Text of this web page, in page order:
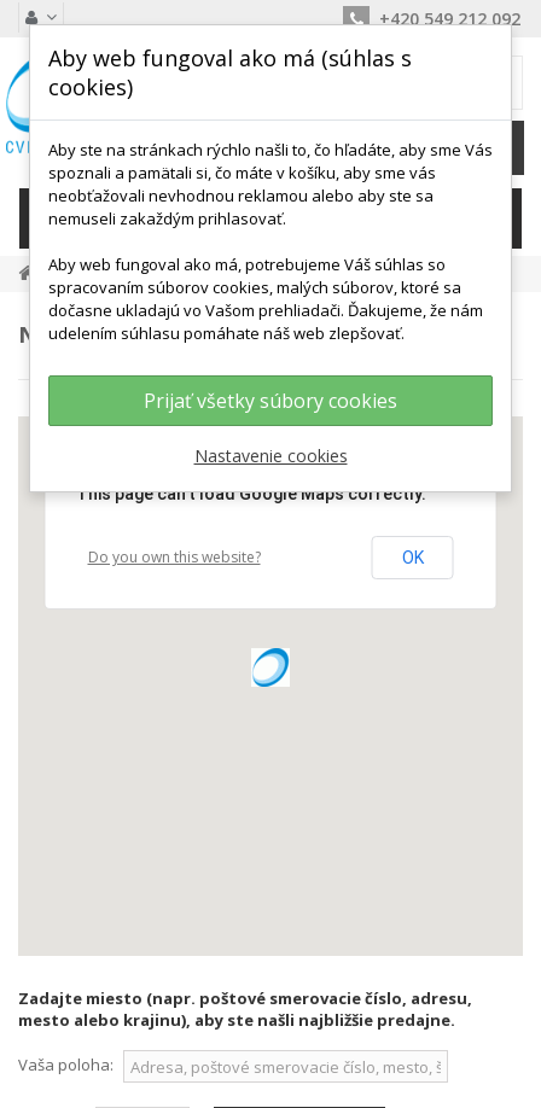
+420 549 212 092
KATEGÓRIE
Naše Predajne
NAŠE PREDAJNE
This page can't load Google Maps correctly.
Do you own this website? OK
Zadajte miesto (napr. poštové smerovacie číslo, adresu,
mesto alebo krajinu), aby ste našli najbližšie predajne.
Vaša poloha:
Aby web fungoval ako má (súhlas s
cookies)
Aby ste na stránkach rýchlo našli to, čo hľadáte, aby sme Vás
spoznali a pamätali si, čo máte v košíku, aby sme vás
neobťažovali nevhodnou reklamou alebo aby ste sa
nemuseli zakaždým prihlasovať.
Aby web fungoval ako má, potrebujeme Váš súhlas so
spracovaním súborov cookies, malých súborov, ktoré sa
dočasne ukladajú vo Vašom prehliadači. Ďakujeme, že nám
udelením súhlasu pomáhate náš web zlepšovať.
Prijať všetky súbory cookies
Nastavenie cookies